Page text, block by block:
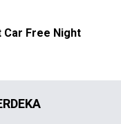
Car Free Night